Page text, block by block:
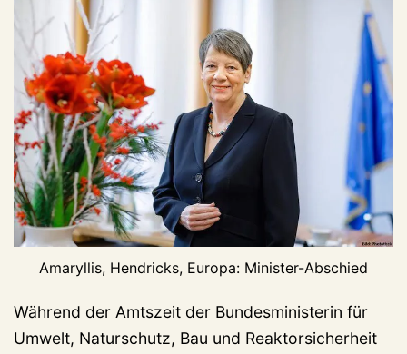
Amaryllis, Hendricks, Europa: Minister-Abschied
Während der Amtszeit der Bundesministerin für
Umwelt, Naturschutz, Bau und Reaktorsicherheit